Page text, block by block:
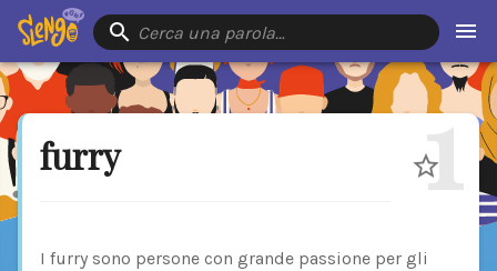
Cerca una parola…
furry 1
I furry sono persone con grande passione per gli